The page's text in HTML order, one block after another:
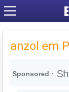
anzol em